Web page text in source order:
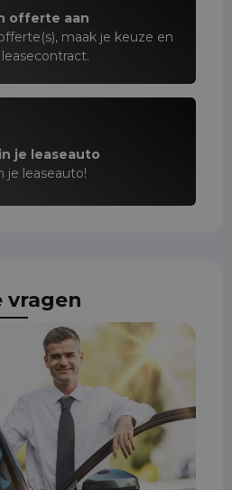
offerte aan
maak je keuze en
je leaseauto
je leaseauto!
vragen